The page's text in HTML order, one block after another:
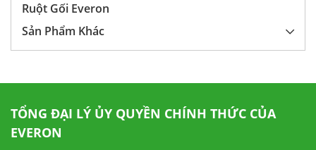
Ruột Gối Everon
Sản Phẩm Khác
TỔNG ĐẠI LÝ ỦY QUYỀN CHÍNH THỨC CỦA
EVERON